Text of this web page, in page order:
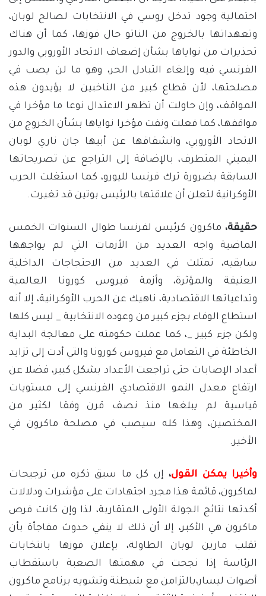
احتمالية وجود تدخل روسي في الانتخابات لصالح لوبان،
وتعهداتها بالخروج من الناتو حال فوزها، كما أن هناك
تحذيرات من نواياها بشأن إضعاف الاتحاد الأوروبي والدور
الفرنسي فيه وإلغاء التبادل الحر، وهو ما لن يصب في
مصلحتها، لأن قطاع كبير من الناخبين لا يؤيدون هذه
المواقف، وإن حاولت أن تظهر الاعتدال نوعا ما مؤخرا في
مواقفها، كما فعلت ونفت مؤخرا نواياها بشأن الخروج من
الاتحاد الأوروبي، وانشقاقها عن أبيها جان ناري لوبان
اليميني المتطرف، بالإضافة إلى التراجع عن تصريحاتها
السابقة بضرورة ترك فرنسا لليورو، كما استغلت الحرب
الأوكرانية لتعلن أن علاقتها بالرئيس بوتين قد تغيرت.
حقيقة، ماكرون كرئيس لفرنسا طوال السنوات الخمس
الماضية واجه العديد من الأزمات التي لم يواجهها
سابقيه، تمثلت في العديد من الاحتجاجات الداخلية
العنيفة والمؤثرة، وأزمة فيروس كورونا العالمية
وتداعياتها الاقتصادية، ناهيك عن الحرب الأوكرانية، إلا أنه
استطاع الوفاء بجزء كبير من وعوده الانتخابية _ ليس كلها
ولكن جزء كبير _، كما عملت حكومته على معالجة البداية
الخاطئة في التعامل مع فيروس كورونا والتي أدت إلى تزايد
أعداد الإصابات حتى تراجعت الأعداد بشكل كبير، فضلا عن
ارتفاع معدل النمو الاقتصادي الفرنسي إلى مستويات
قياسية لم يبلغها منذ نصف قرن وفقا لكثير من
المختصين، وهذا كله سيصب في مصلحة ماكرون في
الأخير.
وأخيرا يمكن القول، إن كل ما سبق ذكره من ترجيحات
لماكرون، قائمة هذا مجرد اجتهادات على مؤشرات ودلالات
أكدتها نتائج الجولة الأولى المتقاربة، لذا وإن كانت فرص
ماكرون هي الأكبر، إلا أن ذلك لا ينفي حدوث مفاجأة بأن
تقلب مارين لوبان الطاولة، بإعلان فوزها بانتخابات
الرئاسة إذا نجحت في مهمتها الصعبة باستقطاب
أصوات ليسار،بالتزامن مع شيطنة وتشويه برنامج ماكرون